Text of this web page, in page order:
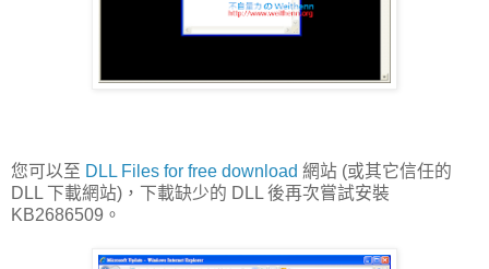
您可以至 DLL Files for free download 網站 (或其它信任的
DLL 下載網站)，下載缺少的 DLL 後再次嘗試安裝
KB2686509。